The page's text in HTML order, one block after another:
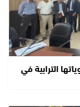
الترابية في